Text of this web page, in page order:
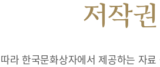
저작
라 한국문화상자에서 제공하는 자